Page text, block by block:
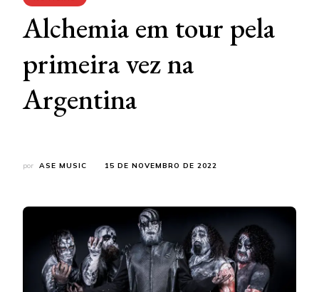
Alchemia em tour pela
primeira vez na
Argentina
por ASE MUSIC 15 DE NOVEMBRO DE 2022